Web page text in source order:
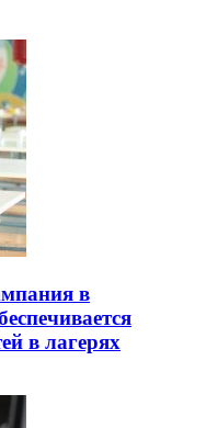
в
в лагерях